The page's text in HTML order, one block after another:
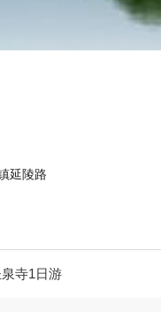
延陵路
泉寺1日游